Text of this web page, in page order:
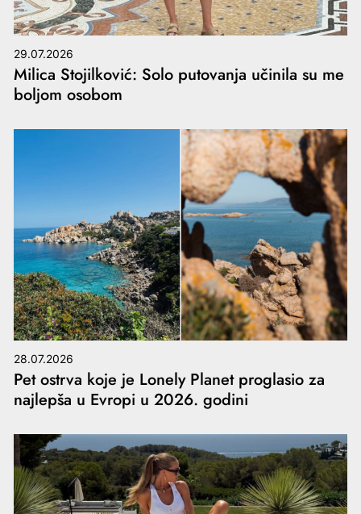
29.07.2026
Milica Stojilković: Solo putovanja učinila su me
boljom osobom
28.07.2026
Pet ostrva koje je Lonely Planet proglasio za
najlepša u Evropi u 2026. godini